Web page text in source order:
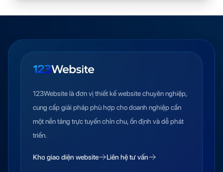
123Website là đơn vị thiết kế website chuyên nghiệp,
cung cấp giải pháp phù hợp cho doanh nghiệp cần
một nền tảng trực tuyến chỉn chu, ổn định và dễ phát
triển.
Kho giao diện website Liên hệ tư vấn